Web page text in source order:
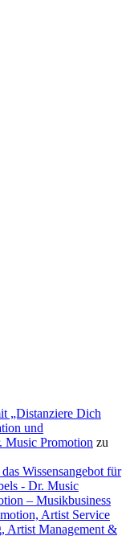
„Distanziere Dich
und
Music Promotion zu
Wissensangebot für
- Dr. Music
– Musikbusiness
Artist Service
Artist Management &